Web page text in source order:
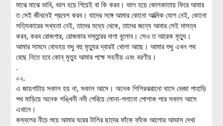
মাঝে মাঝে ভাবি, ভাল হয়ে গিয়েই বা কি করব। ভাল হয়ে কোলকাতায় ফিরে আবার
ত সেই জীবনেই প্রবেশ করব। যাদের সঙ্গে আমার কোনো আত্মিক যোগ নেই, কোনো
সত্যিকারের সখ্যতা নেই, তাদের মধ্যে থেকে, তাদের জন্যে আবার সেই দাসত্ব
করব, করব রোজগার, রোজকার দস্তুরের দাগা বুলোব। সেও ত আরেক মৃত্যু।
আমার সামনে বোধহয় শুধু বহু মৃত্যুর দ্বারই খোলা আছে। আমার শুধু এখন পথ
বেছে নিতে হবে কোন্ মৃত্যু আমার পক্ষে সহনীয় এবং বরণীয়।
.
০২.
এ জায়গাটায় সকাল হয় না, সকাল আসে। অনেক শিশিরঝরানো ঘাসে ভেজা পাহাড়ি
পথ মাড়িয়ে অনেক শঙ্খিনী নদী পেরিয়ে সোনা-গলানো পোশাক পরে সকাল আসে
এখানে।
কম্বলের নীচে শুয়ে আমার ঘরের টালির ছাদের ফাঁকে ফাঁকে আলোর আভাস দেখা